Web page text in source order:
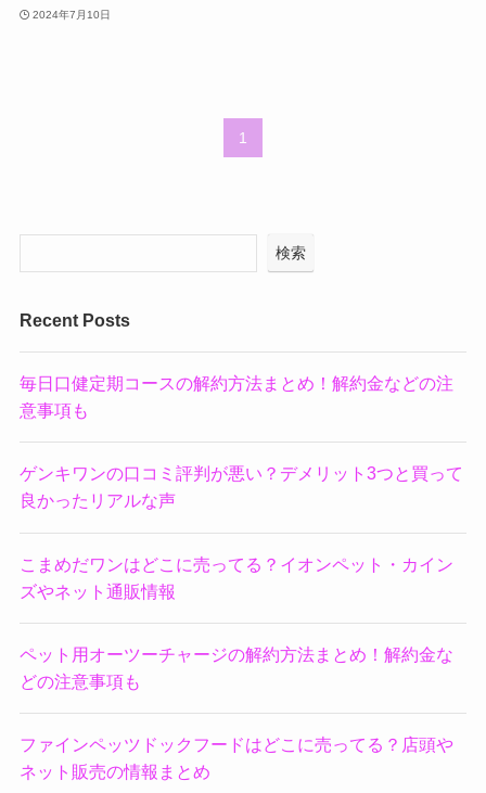
2024年7月10日
1
検索
Recent Posts
毎日口健定期コースの解約方法まとめ！解約金などの注
意事項も
ゲンキワンの口コミ評判が悪い？デメリット3つと買って
良かったリアルな声
こまめだワンはどこに売ってる？イオンペット・カイン
ズやネット通販情報
ペット用オーツーチャージの解約方法まとめ！解約金な
どの注意事項も
ファインペッツドックフードはどこに売ってる？店頭や
ネット販売の情報まとめ